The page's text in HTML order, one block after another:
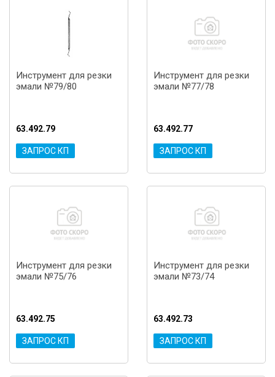
Инструмент для резки
эмали №79/80
63.492.79
ЗАПРОС КП
Инструмент для резки
эмали №77/78
63.492.77
ЗАПРОС КП
Инструмент для резки
эмали №75/76
63.492.75
ЗАПРОС КП
Инструмент для резки
эмали №73/74
63.492.73
ЗАПРОС КП